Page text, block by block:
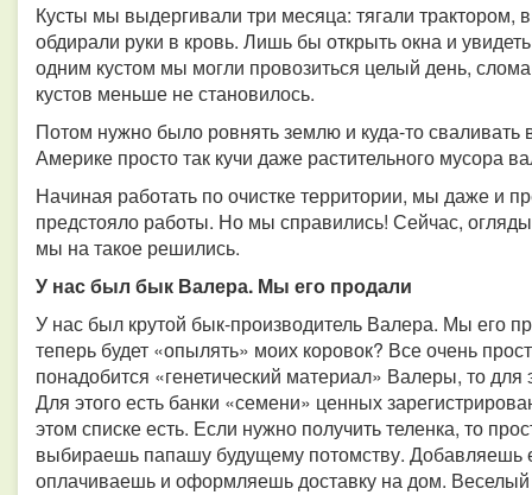
Кусты мы выдергивали три месяца: тягали
обдирали руки в кровь. Лишь бы открыть окна и
одним кустом мы могли провозиться целый день,
кустов меньше не становилось.
Потом нужно было ровнять землю и куда-то
Америке просто так кучи даже растительного мусора
Начиная работать по очистке территории, мы даже и
предстояло работы. Но мы справились! Сейчас,
мы на такое решились.
У нас был бык Валера. Мы его продали
У нас был крутой бык-производитель Валера. Мы его
теперь будет «опылять» моих коровок? Все очень
понадобится «генетический материал» Валеры, то для
Для этого есть банки «семени» ценных
этом списке есть. Если нужно получить теленка, то
выбираешь папашу будущему потомству. Добавляешь
оплачиваешь и оформляешь доставку на дом.